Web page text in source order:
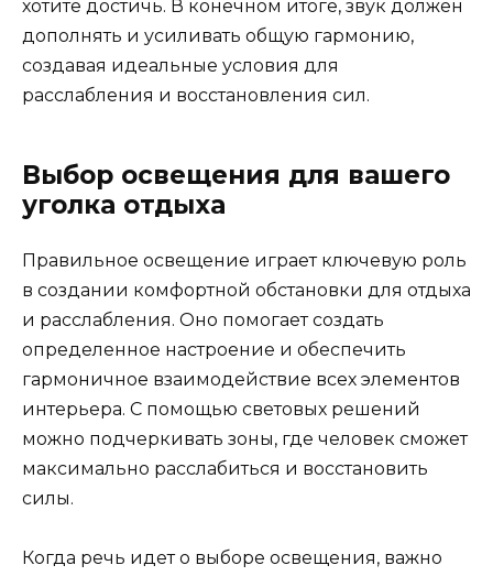
хотите достичь. В конечном итоге, звук должен
дополнять и усиливать общую гармонию,
создавая идеальные условия для
расслабления и восстановления сил.
Выбор освещения для вашего
уголка отдыха
Правильное освещение играет ключевую роль
в создании комфортной обстановки для отдыха
и расслабления. Оно помогает создать
определенное настроение и обеспечить
гармоничное взаимодействие всех элементов
интерьера. С помощью световых решений
можно подчеркивать зоны, где человек сможет
максимально расслабиться и восстановить
силы.
Когда речь идет о выборе освещения, важно